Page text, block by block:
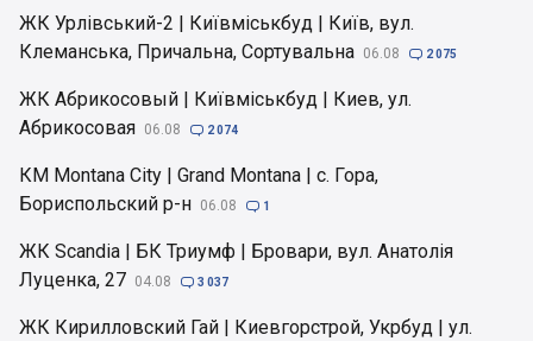
ЖК Урлівський-2 | Київміськбуд | Київ, вул.
Клеманська, Причальна, Сортувальна 06.08  2 075
ЖК Абрикосовый | Київміськбуд | Киев, ул.
Абрикосовая 06.08  2 074
КМ Montana City | Grand Montana | с. Гора,
Бориспольский р-н 06.08  1
ЖК Scandia | БК Триумф | Бровари, вул. Анатолія
Луценка, 27 04.08  3 037
ЖК Кирилловский Гай | Киевгорстрой, Укрбуд | ул.